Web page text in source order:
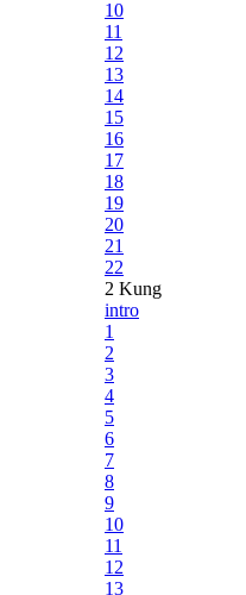
10
11
12
13
14
15
16
17
18
19
20
21
22
2 Kung
intro
1
2
3
4
5
6
7
8
9
10
11
12
13